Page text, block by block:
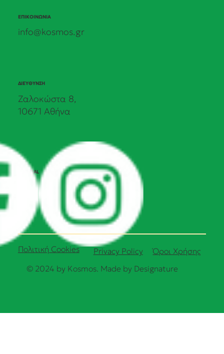
ΕΠΙΚΟΙΝΩΝΙΑ
info@kosmos.gr
ΔΙΕΥΘΥΝΣΗ
Ζαλοκώστα 8,
10671 Αθήνα
SOCIAL
© 2024 by Kosmos. Made by Designature
Πολιτική Cookies Όροι Χρήσης
Privacy Policy